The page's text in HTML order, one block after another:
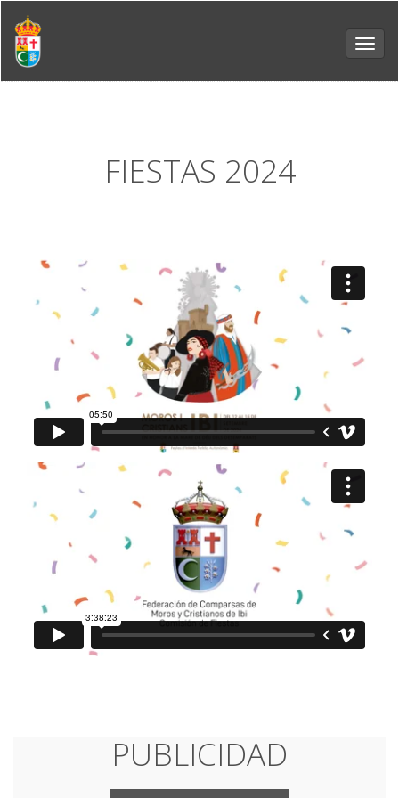
FIESTAS 2024
PUBLICIDAD